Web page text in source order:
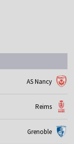
AS Nancy
Reims
Grenoble